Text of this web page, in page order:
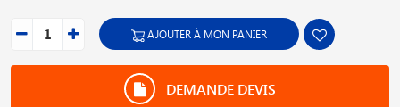
AJOUTER À MON PANIER
DEMANDE DEVIS